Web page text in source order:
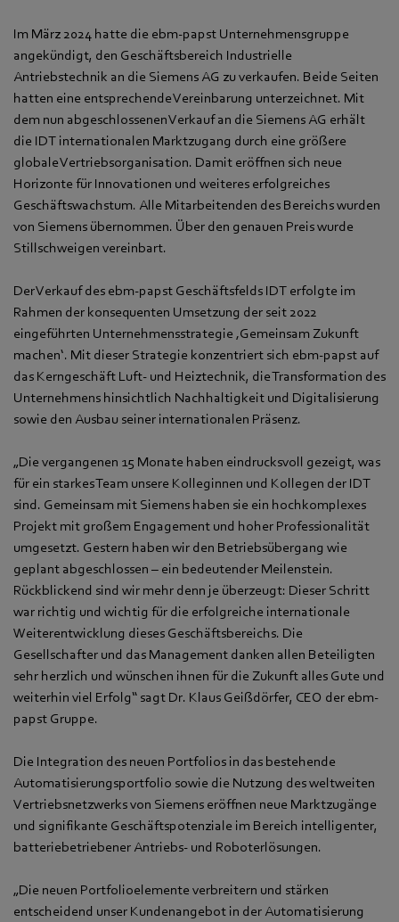
Im März 2024 hatte die ebm‑papst Unternehmensgruppe
angekündigt, den Geschäftsbereich Industrielle
Antriebstechnik an die Siemens AG zu verkaufen. Beide Seiten
hatten eine entsprechende Vereinbarung unterzeichnet. Mit
dem nun abgeschlossenen Verkauf an die Siemens AG erhält
die IDT internationalen Marktzugang durch eine größere
globale Vertriebsorganisation. Damit eröffnen sich neue
Horizonte für Innovationen und weiteres erfolgreiches
Geschäftswachstum. Alle Mitarbeitenden des Bereichs wurden
von Siemens übernommen. Über den genauen Preis wurde
Stillschweigen vereinbart.
Der Verkauf des ebm-papst Geschäftsfelds IDT erfolgte im
Rahmen der konsequenten Umsetzung der seit 2022
eingeführten Unternehmensstrategie ‚Gemeinsam Zukunft
machen‘. Mit dieser Strategie konzentriert sich ebm‑papst auf
das Kerngeschäft Luft- und Heiztechnik, die Transformation des
Unternehmens hinsichtlich Nachhaltigkeit und Digitalisierung
sowie den Ausbau seiner internationalen Präsenz.
„Die vergangenen 15 Monate haben eindrucksvoll gezeigt, was
für ein starkes Team unsere Kolleginnen und Kollegen der IDT
sind. Gemeinsam mit Siemens haben sie ein hochkomplexes
Projekt mit großem Engagement und hoher Professionalität
umgesetzt. Gestern haben wir den Betriebsübergang wie
geplant abgeschlossen – ein bedeutender Meilenstein.
Rückblickend sind wir mehr denn je überzeugt: Dieser Schritt
war richtig und wichtig für die erfolgreiche internationale
Weiterentwicklung dieses Geschäftsbereichs. Die
Gesellschafter und das Management danken allen Beteiligten
sehr herzlich und wünschen ihnen für die Zukunft alles Gute und
weiterhin viel Erfolg“ sagt Dr. Klaus Geißdörfer, CEO der ebm-
papst Gruppe.
Die Integration des neuen Portfolios in das bestehende
Automatisierungsportfolio sowie die Nutzung des weltweiten
Vertriebsnetzwerks von Siemens eröffnen neue Marktzugänge
und signifikante Geschäftspotenziale im Bereich intelligenter,
batteriebetriebener Antriebs- und Roboterlösungen.
„Die neuen Portfolioelemente verbreitern und stärken
entscheidend unser Kundenangebot in der Automatisierung